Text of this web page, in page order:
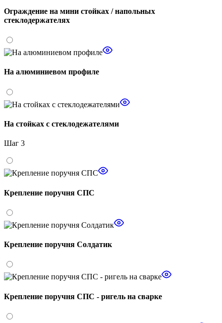
Ограждение на мини стойках / напольных
стеклодержателях
На алюминиевом профиле
На стойках с стеклодежателями
Шаг 3
Крепление поручня СПС
Крепление поручня Солдатик
Крепление поручня СПС - ригель на сварке